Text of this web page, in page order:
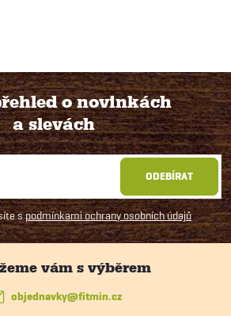
o novinkách
a slevách
spodmínkami ochrany osobních údajů
ODEBÍRAT
objednavky@fitmin.cz